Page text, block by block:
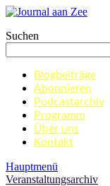
Zum
springen
Journal aan Zee
Suchen
Blogbeiträge
Abonnieren
Podcastarchiv
Programm
Über uns
Kontakt
Hauptmenü
Veranstaltungsarchiv